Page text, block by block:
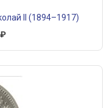
II (1894–1917)